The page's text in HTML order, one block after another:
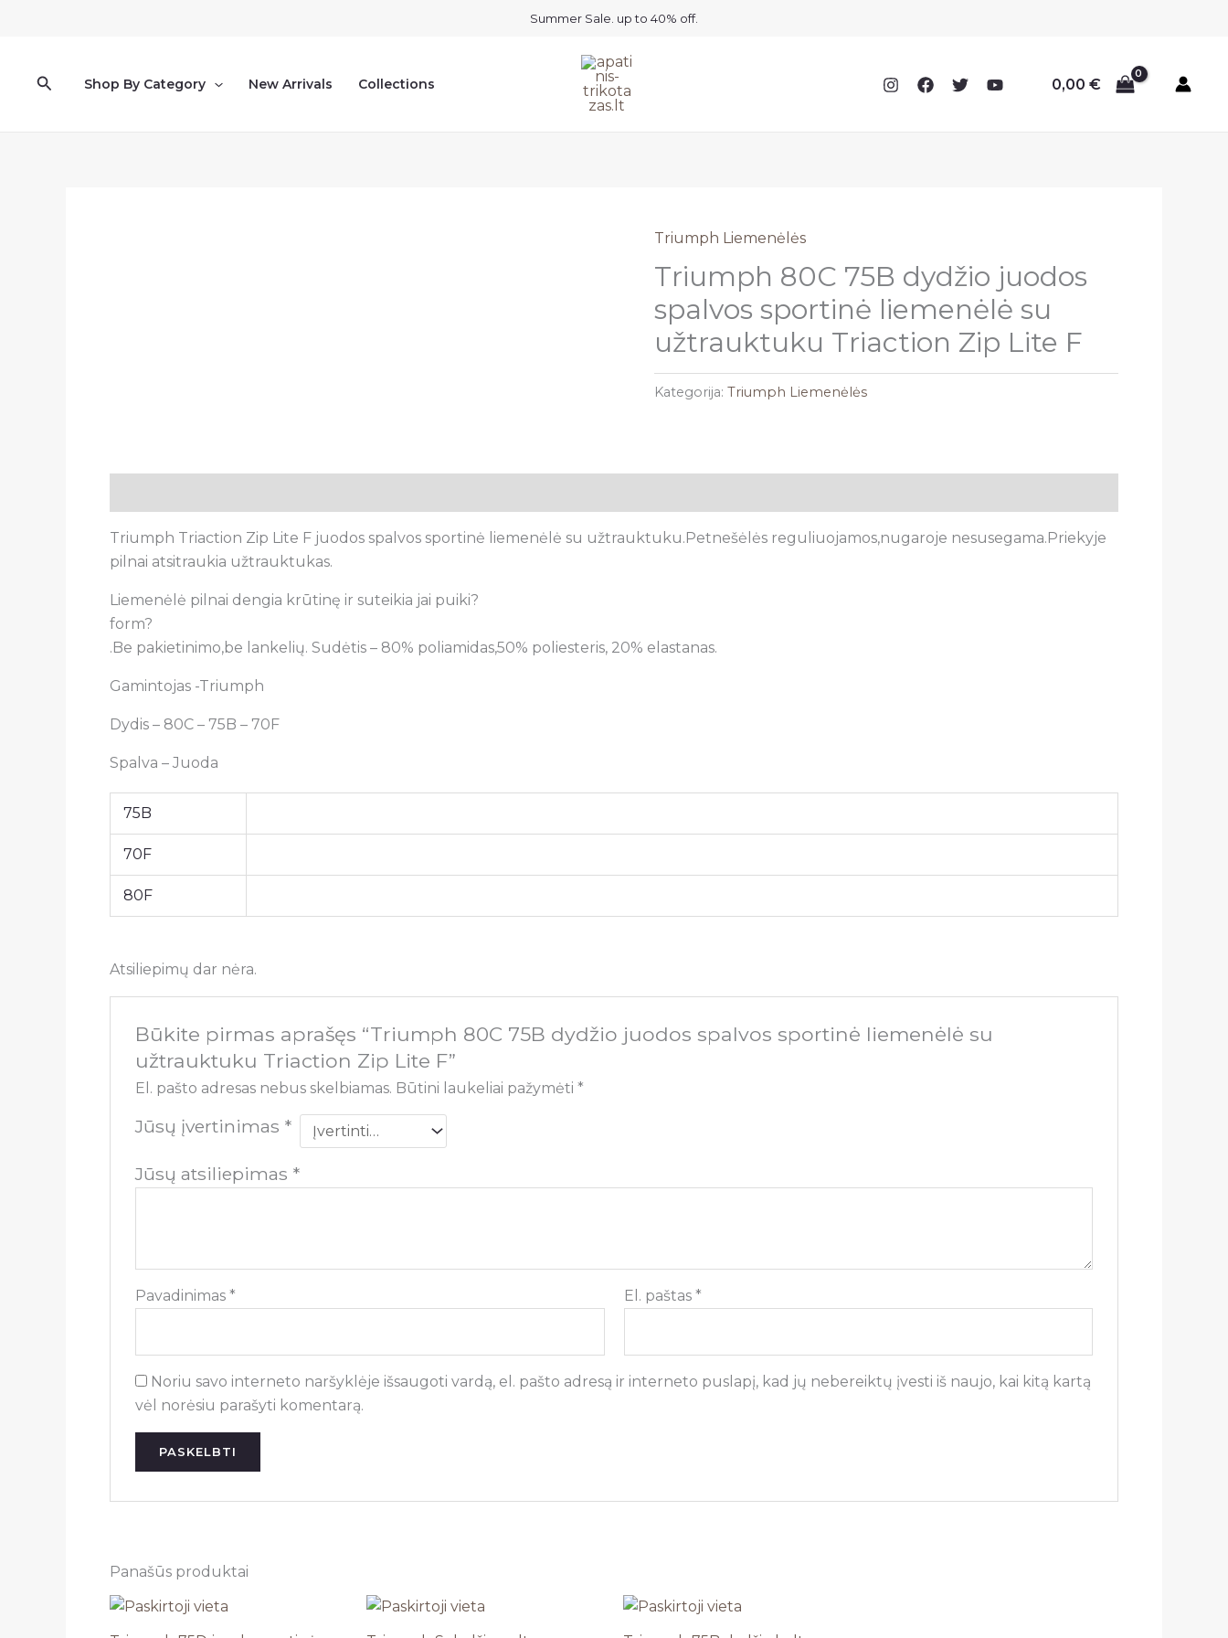
Summer Sale. up to 40% off.
PaieškaShop By Category New Arrivals Collections 0,00 €
Triumph Liemenėlės
Triumph 80C 75B dydžio juodos
spalvos sportinė liemenėlė su
užtrauktuku Triaction Zip Lite F
Kategorija:Triumph Liemenėlės
Triumph Triaction Zip Lite F juodos spalvos sportinė liemenėlė su užtrauktuku.Petnešėlės reguliuojamos,nugaroje nesusegama.Priekyje
pilnai atsitraukia užtrauktukas.
Liemenėlė pilnai dengia krūtinę ir suteikia jai puiki?
form?
.Be pakietinimo,be lankelių. Sudėtis – 80% poliamidas,50% poliesteris, 20% elastanas.
Gamintojas -Triumph
Dydis – 80C – 75B – 70F
Spalva – Juoda
75B
70F
80F
Atsiliepimų dar nėra.
Būkite pirmas aprašęs “Triumph 80C 75B dydžio juodos spalvos sportinė liemenėlė su
užtrauktuku Triaction Zip Lite F”
El. pašto adresas nebus skelbiamas. Būtini laukeliai pažymėti *
Jūsų įvertinimas *
Jūsų atsiliepimas *
Pavadinimas * El. paštas *
Noriu savo interneto naršyklėje išsaugoti vardą, el. pašto adresą ir interneto puslapį, kad jų nebereiktų įvesti iš naujo, kai kitą kartą
vėl norėsiu parašyti komentarą.
Panašūs produktai